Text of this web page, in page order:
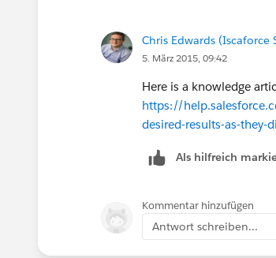
Chris Edwards (Iscaforce
5. März 2015, 09:42
Here is a knowledge
https://
desired-results-as-they-
Als hilfreich
Kommentar hinzufügen
Antwort schreiben...